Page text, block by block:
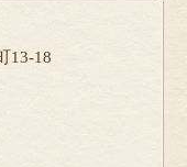
13-18